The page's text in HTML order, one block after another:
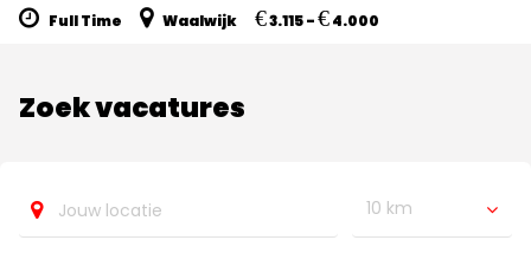
Full Time Waalwijk €3.115 -€4.000
Zoek vacatures
10 km